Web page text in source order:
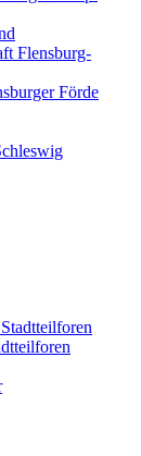
Flensburg-
Förde